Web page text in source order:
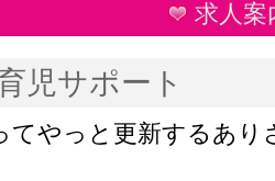
求人案
児サポート
てやっと更新するあり